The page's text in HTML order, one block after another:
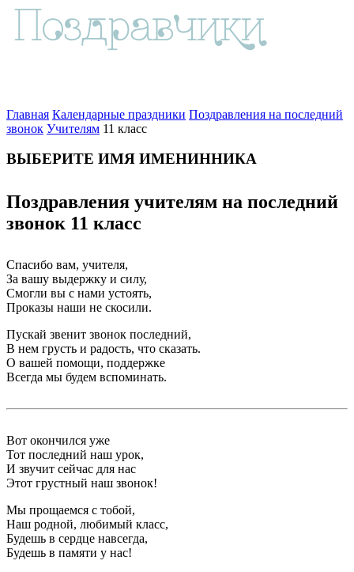
Главная Календарные праздники Поздравления на последний
звонок Учителям 11 класс
ВЫБЕРИТЕ ИМЯ ИМЕНИННИКА
Поздравления учителям на последний
звонок 11 класс
Спасибо вам, учителя,
За вашу выдержку и силу,
Смогли вы с нами устоять,
Проказы наши не скосили.
Пускай звенит звонок последний,
В нем грусть и радость, что сказать.
О вашей помощи, поддержке
Всегда мы будем вспоминать.
Вот окончился уже
Тот последний наш урок,
И звучит сейчас для нас
Этот грустный наш звонок!
Мы прощаемся с тобой,
Наш родной, любимый класс,
Будешь в сердце навсегда,
Будешь в памяти у нас!